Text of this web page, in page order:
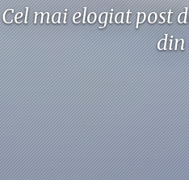
Cel mai elogiat post
din